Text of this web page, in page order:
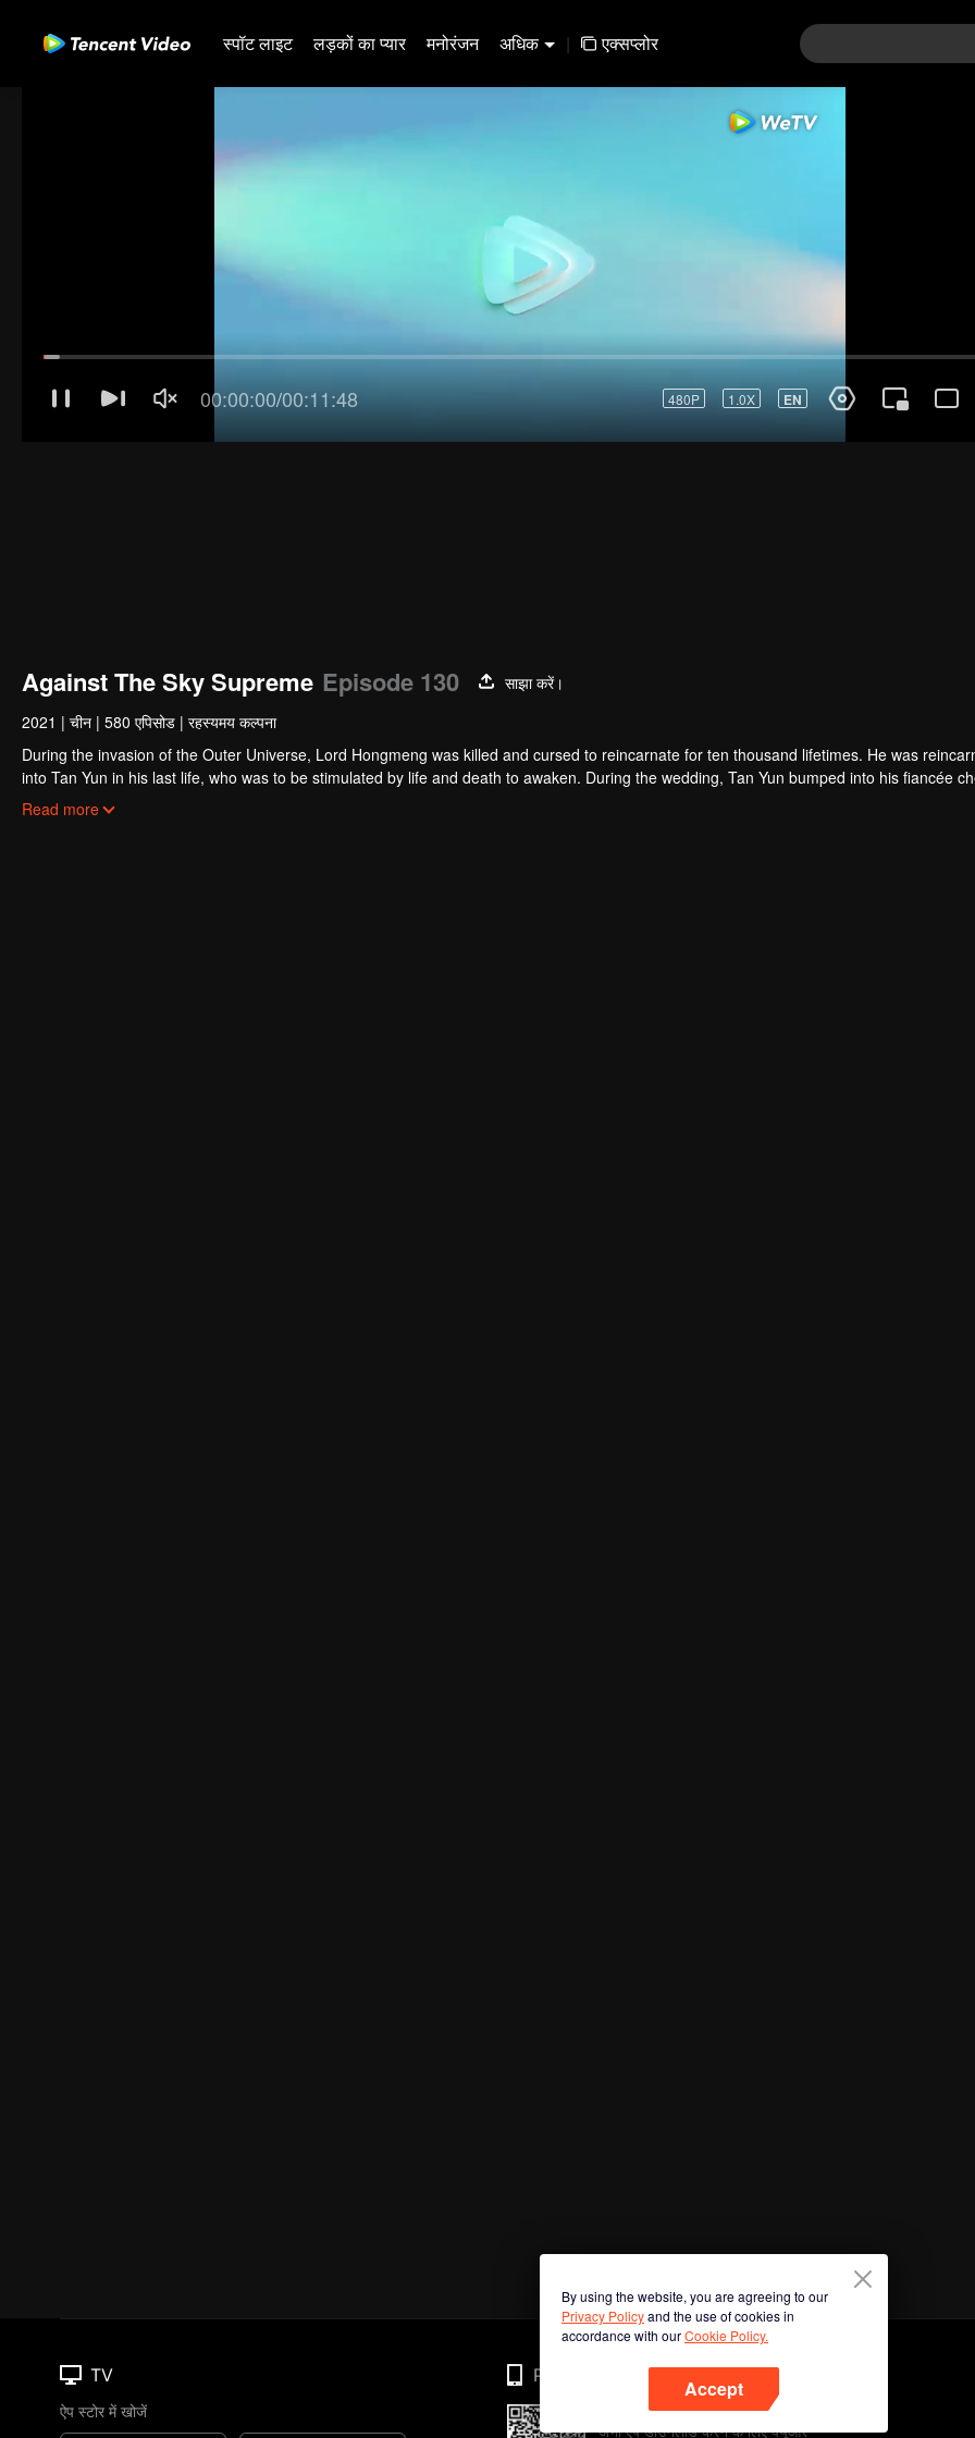
स्पॉट लाइट लड़कों का प्यार मनोरंजन अधिक | एक्सप्लोर
01-30
Against The Sky Supreme Episode 130
साझा करें।
2021 | चीन | 580 एपिसोड | रहस्यमय कल्पना
During the invasion of the Outer Universe, Lord Hongmeng was killed and cursed to reincarnate for ten thousand lifetimes. He was
into Tan Yun in his last life, who was to be stimulated by life and death to awaken. During the wedding, Tan Yun bumped into his fiancée
and was beaten to awaken the memory of the Hongmeng. Then Tan Yun possessed a God-level talent to increase his cultivation. Tan Yun
Read more
By using the website, you are agreeing to our
Privacy Policyand the use of cookies in
accordance with ourCookie Policy.
Accept
TV
ऐप स्टोर में खोजें
Phone
अभी ऐप डाउनलोड करने के लिए क्यूआर